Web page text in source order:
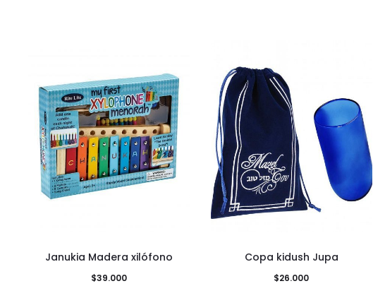
Janukia Madera xilófono
$39.000
Copa kidush Jupa
$26.000